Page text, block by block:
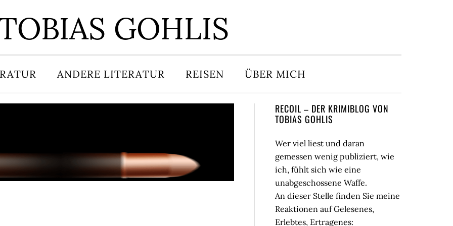
GOHLIS
ANDERE LITERATUR REISEN ÜBER MICH
Seitenspalte
RECOIL – DER KRIMIBLOG VON
TOBIAS GOHLIS
Wer viel liest und daran
gemessen wenig publiziert, wie
ich, fühlt sich wie eine
unabgeschossene Waffe.
An dieser Stelle finden Sie meine
Reaktionen auf Gelesenes,
Erlebtes, Ertragenes: